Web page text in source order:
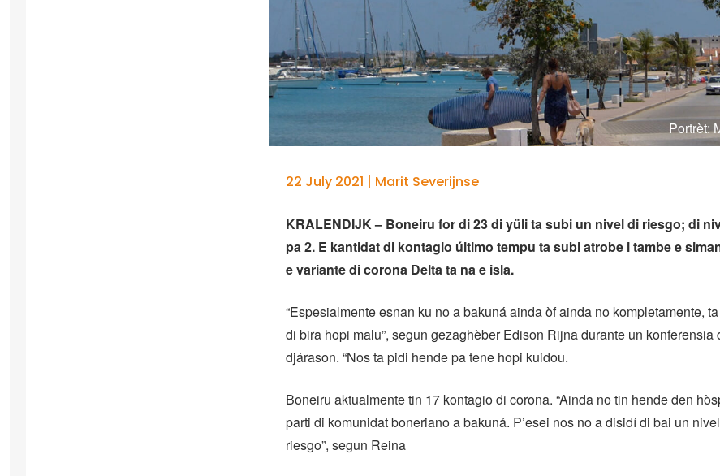
Portrèt:
22 July 2021 | Marit Severijnse
KRALENDIJK – Boneiru for di 23 di yüli ta subi un nivel di riesgo; di
pa 2. E kantidat di kontagio último tempu ta subi atrobe i tambe e
e variante di corona Delta ta na e isla.
“Espesialmente esnan ku no a bakuná ainda òf ainda no kompletamente,
di bira hopi malu”, segun gezaghèber Edison Rijna durante un konferensia
djárason. “Nos ta pidi hende pa tene hopi kuidou.
Boneiru aktualmente tin 17 kontagio di corona. “Ainda no tin hende den
parti di komunidat boneriano a bakuná. P’esei nos no a disidí di bai un
riesgo”, segun Reina